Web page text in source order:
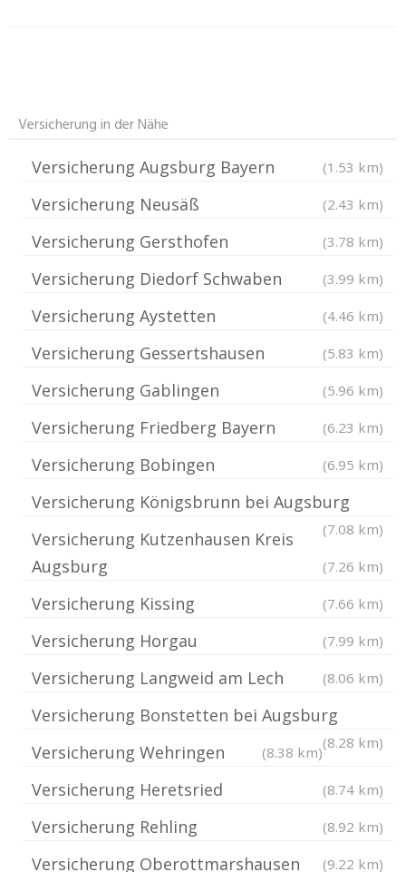
Versicherung in der Nähe
Versicherung Augsburg Bayern (1.53 km)
Versicherung Neusäß (2.43 km)
Versicherung Gersthofen (3.78 km)
Versicherung Diedorf Schwaben (3.99 km)
Versicherung Aystetten (4.46 km)
Versicherung Gessertshausen (5.83 km)
Versicherung Gablingen (5.96 km)
Versicherung Friedberg Bayern (6.23 km)
Versicherung Bobingen (6.95 km)
Versicherung Königsbrunn bei Augsburg
(7.08 km)
Versicherung Kutzenhausen Kreis
Augsburg
(7.26 km)
Versicherung Kissing (7.66 km)
Versicherung Horgau (7.99 km)
Versicherung Langweid am Lech (8.06 km)
Versicherung Bonstetten bei Augsburg
(8.28 km)
Versicherung Wehringen (8.38 km)
Versicherung Heretsried (8.74 km)
Versicherung Rehling (8.92 km)
Versicherung Oberottmarshausen (9.22 km)